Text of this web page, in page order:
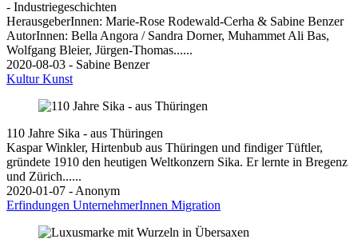
- Industriegeschichten
HerausgeberInnen: Marie-Rose Rodewald-Cerha & Sabine Benzer
AutorInnen: Bella Angora / Sandra Dorner, Muhammet Ali Bas,
Wolfgang Bleier, Jürgen-Thomas......
2020-08-03 - Sabine Benzer
KulturKunst
110 Jahre Sika - aus Thüringen
Kaspar Winkler, Hirtenbub aus Thüringen und findiger Tüftler,
gründete 1910 den heutigen Weltkonzern Sika. Er lernte in Bregenz
und Zürich......
2020-01-07 - Anonym
Erfindungen UnternehmerInnen Migration